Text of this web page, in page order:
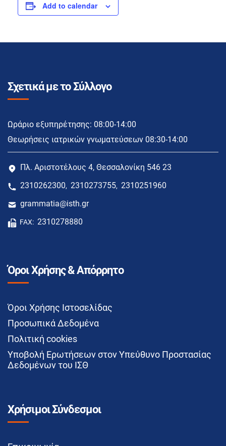
Add to calendar
Σχετικά με το Σύλλογο
Ωράριο εξυπηρέτησης: 08:00-14:00
Θεωρήσεις ιατρικών γνωματεύσεων 08:30-14:00
Πλ. Αριστοτέλους 4, Θεσσαλονίκη 546 23
2310262300, 2310273755, 2310251960
grammatia@isth.gr
FAX: 2310278880
Όροι Χρήσης & Απόρρητο
Όροι Χρήσης Ιστοσελίδας
Προσωπικά Δεδομένα
Πολιτική cookies
Υποβολή Ερωτήσεων στον Υπεύθυνο Προστασίας
Δεδομένων του ΙΣΘ
Χρήσιμοι Σύνδεσμοι